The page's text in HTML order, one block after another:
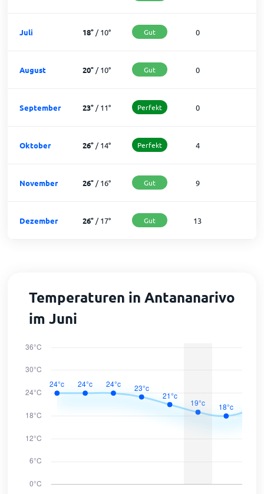
Juli 18°/10° Gut 0
August 20°/10° Gut 0
September 23°/11° Perfekt 0
Oktober 26°/14° Perfekt 4
November 26°/16° Gut 9
Dezember 26°/17° Gut 13
Temperaturen in Antananarivo
im Juni